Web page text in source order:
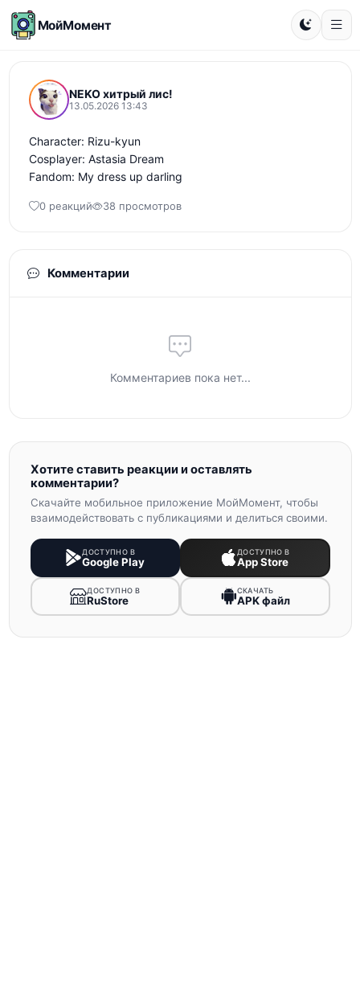
МойМомент
NEKO хитрый лис!
13.05.2026 13:43
Character: Rizu-kyun
Cosplayer: Astasia Dream
Fandom: My dress up darling
0 реакций 38 просмотров
Комментарии
Комментариев пока нет...
Хотите ставить реакции и оставлять
комментарии?
Скачайте мобильное приложение МойМомент, чтобы
взаимодействовать с публикациями и делиться своими.
ДОСТУПНО В
Google Play
ДОСТУПНО В
App Store
ДОСТУПНО В
RuStore
СКАЧАТЬ
APK файл